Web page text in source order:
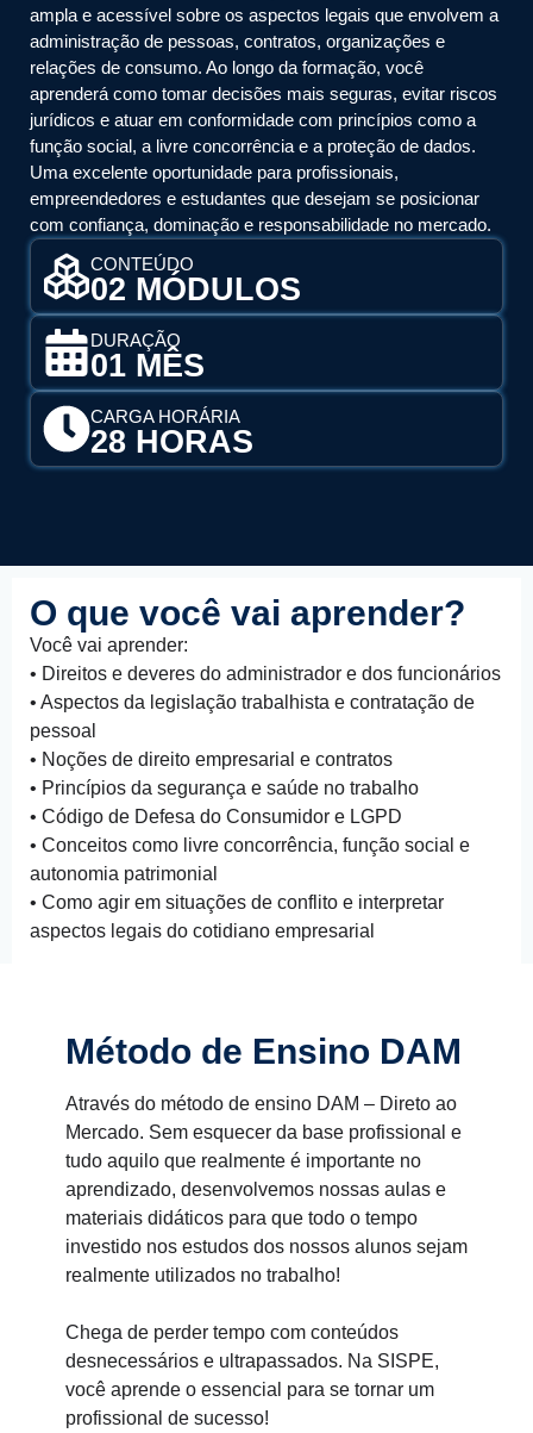
ampla e acessível sobre os aspectos legais que envolvem a
administração de pessoas, contratos, organizações e
relações de consumo. Ao longo da formação, você
aprenderá como tomar decisões mais seguras, evitar riscos
jurídicos e atuar em conformidade com princípios como a
função social, a livre concorrência e a proteção de dados.
Uma excelente oportunidade para profissionais,
empreendedores e estudantes que desejam se posicionar
com confiança, dominação e responsabilidade no mercado.
CONTEÚDO
02 MÓDULOS
DURAÇÃO
01 MÊS
CARGA HORÁRIA
28 HORAS
O que você vai aprender?
Você vai aprender:
• Direitos e deveres do administrador e dos funcionários
• Aspectos da legislação trabalhista e contratação de
pessoal
• Noções de direito empresarial e contratos
• Princípios da segurança e saúde no trabalho
• Código de Defesa do Consumidor e LGPD
• Conceitos como livre concorrência, função social e
autonomia patrimonial
• Como agir em situações de conflito e interpretar
aspectos legais do cotidiano empresarial
Método de Ensino DAM
Através do método de ensino DAM – Direto ao
Mercado. Sem esquecer da base profissional e
tudo aquilo que realmente é importante no
aprendizado, desenvolvemos nossas aulas e
materiais didáticos para que todo o tempo
investido nos estudos dos nossos alunos sejam
realmente utilizados no trabalho!
Chega de perder tempo com conteúdos
desnecessários e ultrapassados. Na SISPE,
você aprende o essencial para se tornar um
profissional de sucesso!